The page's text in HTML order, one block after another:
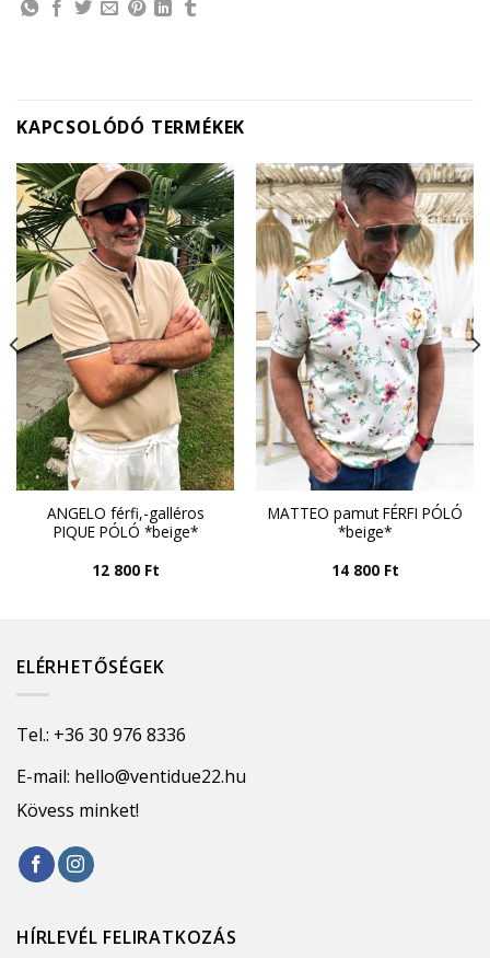
KAPCSOLÓDÓ TERMÉKEK
ANGELO férfi,-galléros
PIQUE PÓLÓ *beige*
12 800 Ft
MATTEO pamut FÉRFI PÓLÓ
*beige*
14 800 Ft
ELÉRHETŐSÉGEK
Tel.: +36 30 976 8336
E-mail: hello@ventidue22.hu
Kövess minket!
HÍRLEVÉL FELIRATKOZÁS